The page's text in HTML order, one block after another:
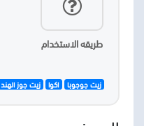
طريقه الاستخدام
زيت جوجوبا اكوا زيت جوز الهند